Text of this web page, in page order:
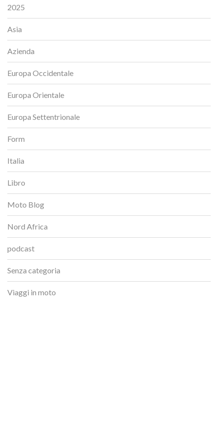
2025
Asia
Azienda
Europa Occidentale
Europa Orientale
Europa Settentrionale
Form
Italia
Libro
Moto Blog
Nord Africa
podcast
Senza categoria
Viaggi in moto